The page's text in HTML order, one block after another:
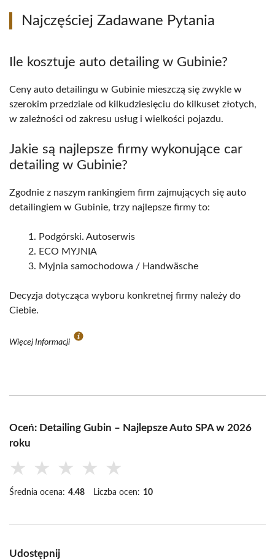
Najczęściej Zadawane Pytania
Ile kosztuje auto detailing w Gubinie?
Ceny auto detailingu w Gubinie mieszczą się zwykle w
szerokim przedziale od kilkudziesięciu do kilkuset złotych,
w zależności od zakresu usług i wielkości pojazdu.
Jakie są najlepsze firmy wykonujące car
detailing w Gubinie?
Zgodnie z naszym rankingiem firm zajmujących się auto
detailingiem w Gubinie, trzy najlepsze firmy to:
Podgórski. Autoserwis
ECO MYJNIA
Myjnia samochodowa / Handwäsche
Decyzja dotycząca wyboru konkretnej firmy należy do
Ciebie.
Więcej Informacji
Oceń: Detailing Gubin – Najlepsze Auto SPA w 2026
roku
★ ★ ★ ★ ★
Średnia ocena: 4.48 Liczba ocen: 10
Udostępnij